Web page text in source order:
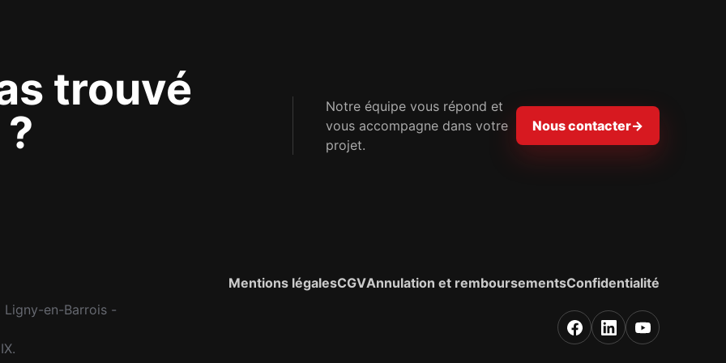
trouvé
Notre équipe vous répond et
vous accompagne dans votre
projet.
Nous contacter→
Ligny-en-Barrois -
Mentions légalesCGVAnnulation et remboursementsConfidentialité